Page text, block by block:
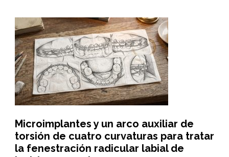
Microimplantes y un arco auxiliar de
torsión de cuatro curvaturas para tratar
la fenestración radicular labial de